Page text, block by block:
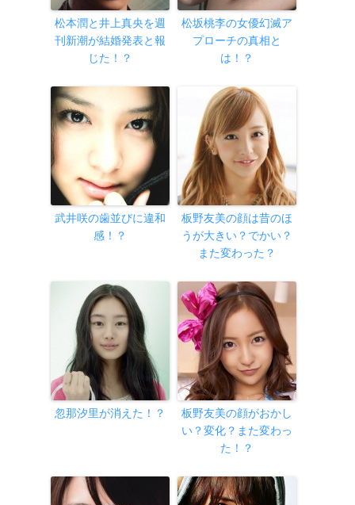
松本潤と井上真央を週
刊新潮が結婚発表と報
じた！？
松坂桃李の女優幻滅ア
プローチの真相と
は！？
武井咲の歯並びに違和
感！？
板野友美の顔は昔のほ
うが大きい？でかい？
また変わった？
忽那汐里が消えた！？
板野友美の顔がおかし
い？変化？また変わっ
た！？